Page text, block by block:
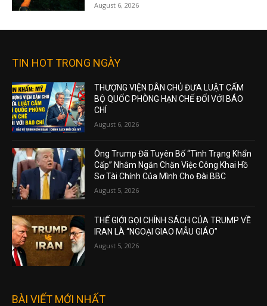
August 6, 2026
TIN HOT TRONG NGÀY
THƯỢNG VIỆN DÂN CHỦ ĐƯA LUẬT CẤM
BỘ QUỐC PHÒNG HẠN CHẾ ĐỐI VỚI BÁO
CHÍ
August 6, 2026
Ông Trump Đã Tuyên Bố “Tình Trạng Khẩn
Cấp” Nhằm Ngăn Chặn Việc Công Khai Hồ
Sơ Tài Chính Của Mình Cho Đài BBC
August 5, 2026
THẾ GIỚI GỌI CHÍNH SÁCH CỦA TRUMP VỀ
IRAN LÀ “NGOẠI GIAO MẪU GIÁO”
August 5, 2026
BÀI VIẾT MỚI NHẤT